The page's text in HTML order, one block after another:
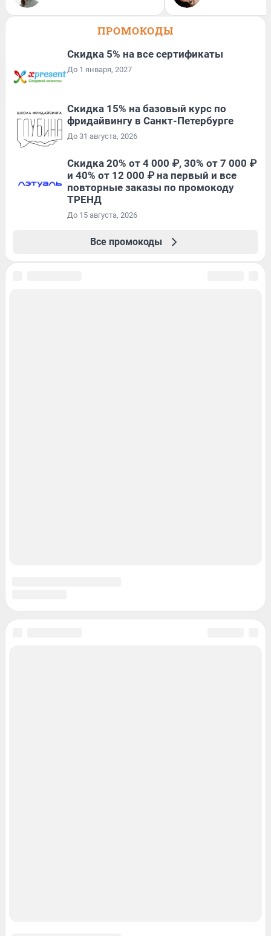
ПРОМОКОДЫ
Скидка 5% на все сертификаты
До 1 января, 2027
Скидка 15% на базовый курс по
фридайвингу в Санкт-Петербурге
До 31 августа, 2026
Скидка 20% от 4 000 ₽, 30% от 7 000 ₽
и 40% от 12 000 ₽ на первый и все
повторные заказы по промокоду
ТРЕНД
До 15 августа, 2026
Все промокоды